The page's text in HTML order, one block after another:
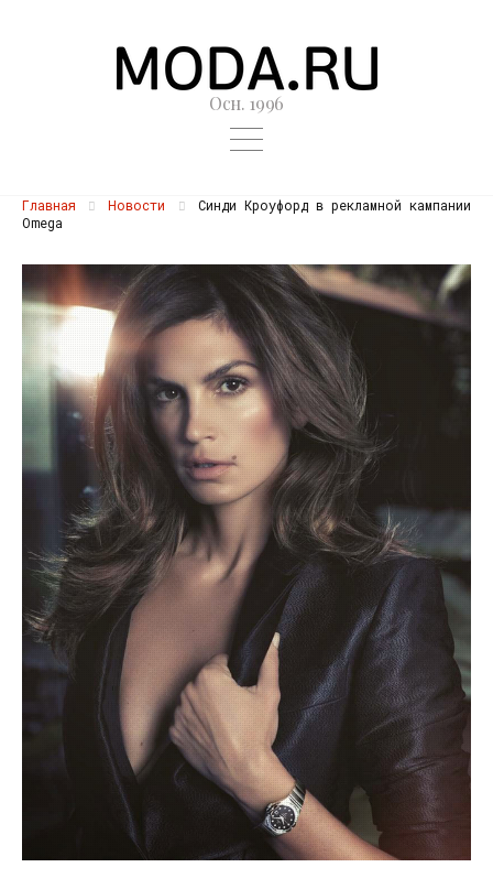
Осн. 1996
Главная Новости
Синди Кроуфорд в рекламной кампании
Omega